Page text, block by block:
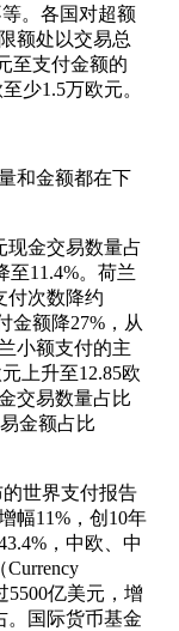
。各国对超额
额处以交易总
至支付金额的
少1.5万欧元。
和金额都在下
金交易数量占
至11.4%。荷兰
付次数降约
金额降27%，从
小额支付的主
上升至12.85欧
交易数量占比
金额占比
世界支付报告
幅11%，创10年
，中欧、中
5500亿美元，增
。国际货币基金